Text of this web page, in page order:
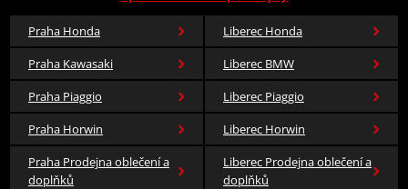
Praha Honda
Liberec Honda
Praha Kawasaki
Liberec BMW
Praha Piaggio
Liberec Piaggio
Praha Horwin
Liberec Horwin
Praha Prodejna oblečení a
doplňků
Liberec Prodejna oblečení a
doplňků